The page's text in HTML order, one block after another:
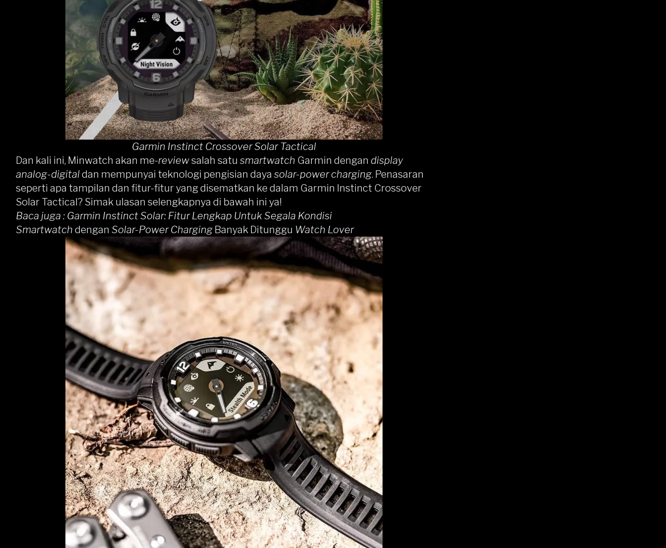
Garmin Instinct Crossover Solar Tactical
Dan kali ini, Minwatch akan me-reviewsalah satu smartwatch Garmin dengan display
analog-digitaldan mempunyai teknologi pengisian daya solar-power charging. Penasaran
seperti apa tampilan dan fitur-fitur yang disematkan ke dalam Garmin Instinct Crossover
Solar Tactical? Simak ulasan selengkapnya di bawah ini ya!
Baca juga : Garmin Instinct Solar: Fitur Lengkap Untuk Segala Kondisi
Smartwatch dengan Solar-Power Charging Banyak Ditunggu Watch Lover